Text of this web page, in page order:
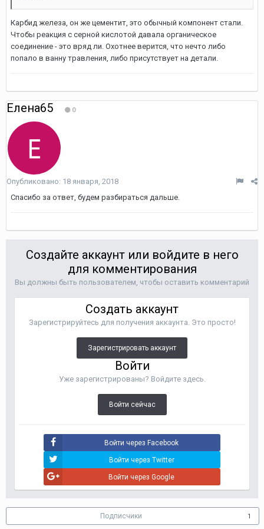
Карбид железа, он же цементит, это обычный компонент стали.
Чтобы реакция с серной кислотой давала органическое
соединение - это вряд ли. Охотнее верится, что нечто либо
попало в ванну травления, либо присутствует на детали.
Елена65 0
Опубликовано: 18 января, 2018
Спасибо за ответ, будем разбираться дальше.
Создайте аккаунт или войдите в него
для комментирования
Вы должны быть пользователем, чтобы оставить комментарий
Создать аккаунт
Зарегистрируйтесь для получения аккаунта. Это просто!
Зарегистрировать аккаунт
Войти
Уже зарегистрированы? Войдите здесь.
Войти сейчас
Войти через Facebook
Войти через Twitter
Войти через Google
Подписчики 1